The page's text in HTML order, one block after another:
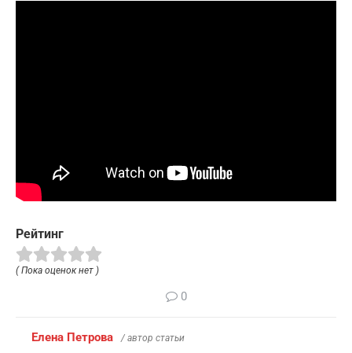
Рейтинг
( Пока оценок нет )
0
Елена Петрова / автор статьи